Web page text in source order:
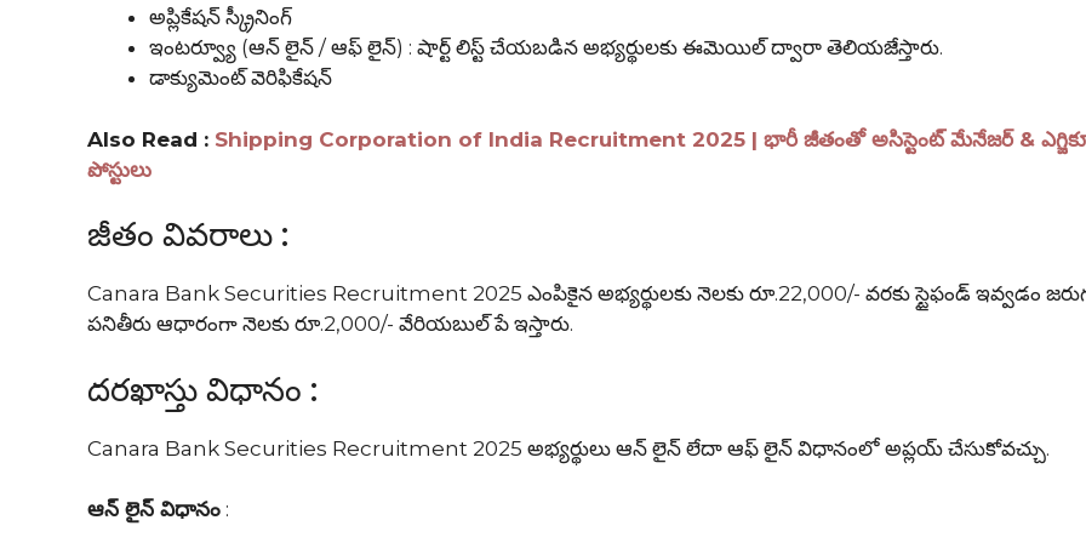
అప్లికేషన్ స్క్రీనింగ్
ఇంటర్వ్యూ (ఆన్ లైన్ / ఆఫ్ లైన్) : షార్ట్ లిస్ట్ చేయబడిన అభ్యర్థులకు ఈమెయిల్ ద్వారా తెలియజేస్తారు.
డాక్యుమెంట్ వెరిఫికేషన్
Also Read : Shipping Corporation of India Recruitment 2025 | భారీ జీతంతో అసిస్టెంట్ మేనేజర్ &
పోస్టులు
జీతం వివరాలు :
Canara Bank Securities Recruitment 2025 ఎంపికైన అభ్యర్థులకు నెలకు రూ.22,000/- వరకు స్టైఫండ్ ఇవ్వడం
పనితీరు ఆధారంగా నెలకు రూ.2,000/- వేరియబుల్ పే ఇస్తారు.
దరఖాస్తు విధానం :
Canara Bank Securities Recruitment 2025 అభ్యర్థులు ఆన్ లైన్ లేదా ఆఫ్ లైన్ విధానంలో అప్లయ్ చేసుకోవచ్చు.
ఆన్ లైన్ విధానం :